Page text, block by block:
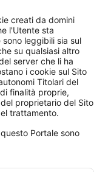
creati da domini
l'Utente sta
leggibili sia sul
su qualsiasi altro
server che li ha
i cookie sul Sito
Titolari del
finalità proprie,
proprietario del Sito
trattamento.
Portale sono